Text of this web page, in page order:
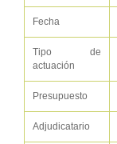
Fecha
Tipo de
actuación
Presupuesto
Adjudicatario